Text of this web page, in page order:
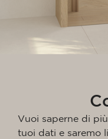
Vuoi saperne di
tuoi dati e saremo